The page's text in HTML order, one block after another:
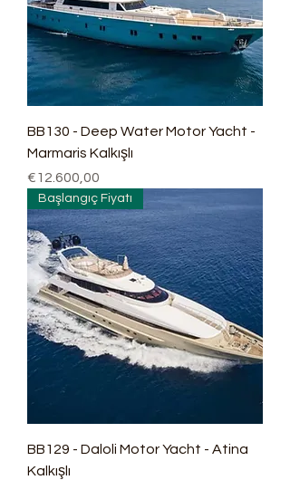
BB130 - Deep Water Motor Yacht -
Marmaris Kalkışlı
Fiyat
€12.600,00
Başlangıç Fiyatı
BB129 - Daloli Motor Yacht - Atina
Kalkışlı